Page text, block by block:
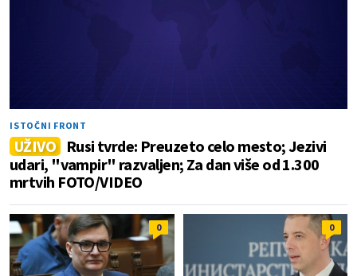
ISTOČNI FRONT
UŽIVO Rusi tvrde: Preuzeto celo mesto; Jezivi
udari, "vampir" razvaljen; Za dan više od 1.300
mrtvih FOTO/VIDEO
0 0